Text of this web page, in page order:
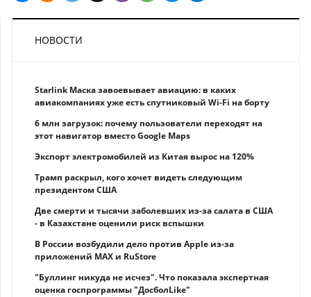
НОВОСТИ
Starlink Маска завоевывает авиацию: в каких
авиакомпаниях уже есть спутниковый Wi-Fi на борту
6 млн загрузок: почему пользователи переходят на
этот навигатор вместо Google Maps
Экспорт электромобилей из Китая вырос на 120%
Трамп раскрыл, кого хочет видеть следующим
президентом США
Две смерти и тысячи заболевших из-за салата в США
- в Казахстане оценили риск вспышки
В России возбудили дело против Apple из-за
приложений MAX и RuStore
"Буллинг никуда не исчез". Что показала экспертная
оценка госпрограммы "ДосболLike"